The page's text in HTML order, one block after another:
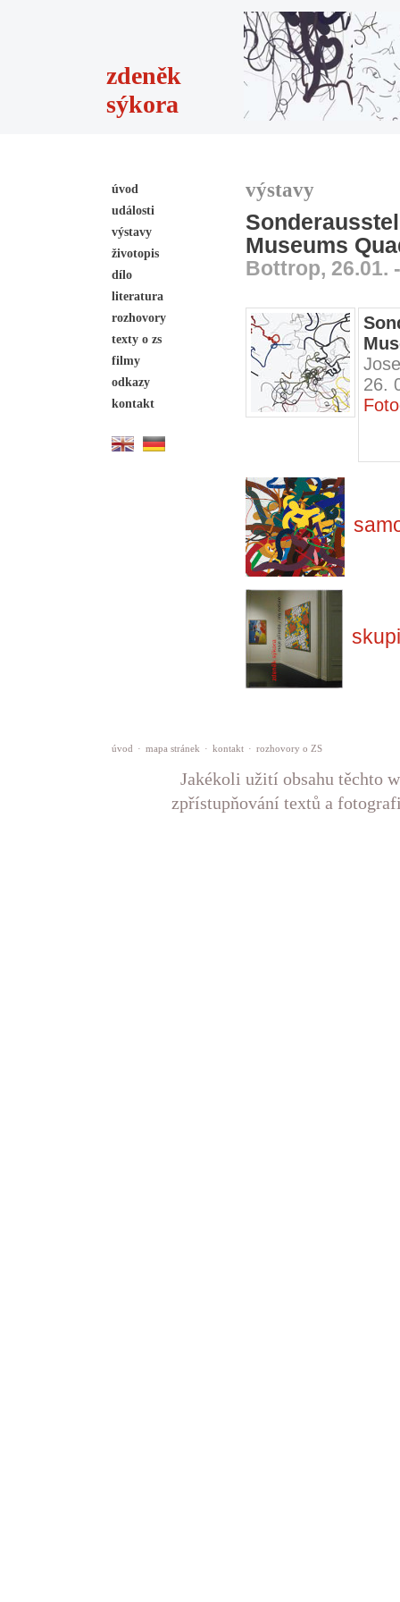
zdeněk
sýkora
úvod
události
výstavy
životopis
dílo
literatura
rozhovory
texty o zs
filmy
odkazy
kontakt
výstavy
Museums
Bottrop, 26.01.
26.
úvod · mapa stránek · kontakt · rozhovory o ZS
Jakékoli užití obsahu těchto
zpřístupňování textů a